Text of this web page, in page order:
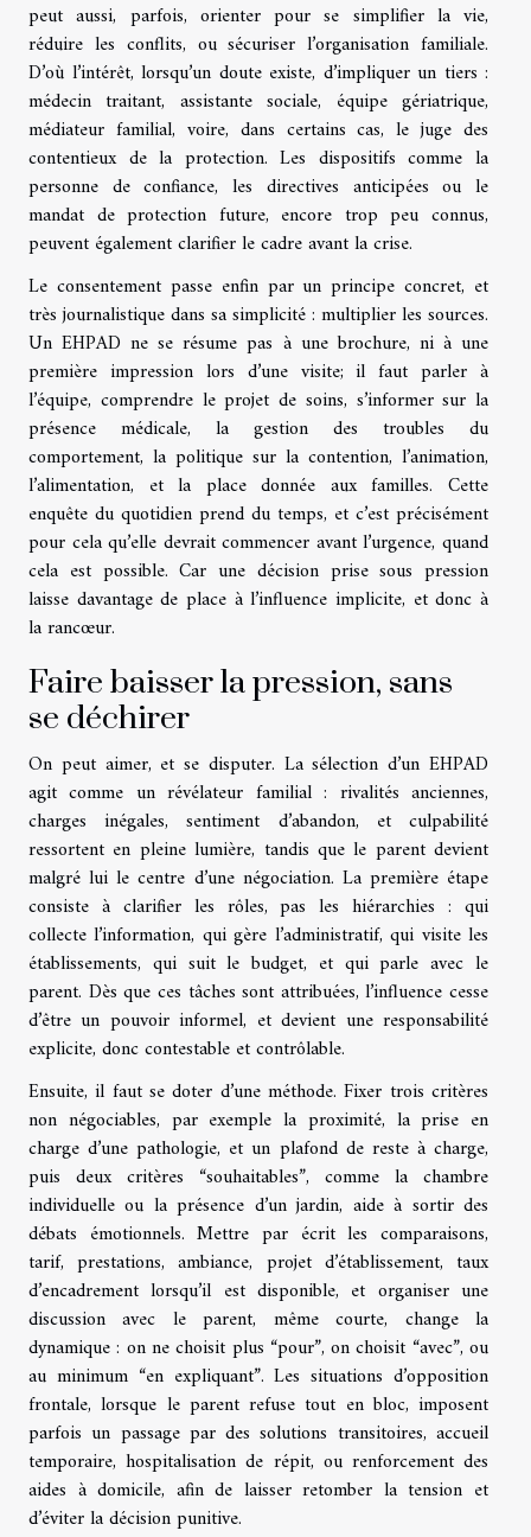
peut aussi, parfois, orienter pour se simplifier la vie,
réduire les conflits, ou sécuriser l’organisation familiale.
D’où l’intérêt, lorsqu’un doute existe, d’impliquer un tiers :
médecin traitant, assistante sociale, équipe gériatrique,
médiateur familial, voire, dans certains cas, le juge des
contentieux de la protection. Les dispositifs comme la
personne de confiance, les directives anticipées ou le
mandat de protection future, encore trop peu connus,
peuvent également clarifier le cadre avant la crise.
Le consentement passe enfin par un principe concret, et
très journalistique dans sa simplicité : multiplier les sources.
Un EHPAD ne se résume pas à une brochure, ni à une
première impression lors d’une visite; il faut parler à
l’équipe, comprendre le projet de soins, s’informer sur la
présence médicale, la gestion des troubles du
comportement, la politique sur la contention, l’animation,
l’alimentation, et la place donnée aux familles. Cette
enquête du quotidien prend du temps, et c’est précisément
pour cela qu’elle devrait commencer avant l’urgence, quand
cela est possible. Car une décision prise sous pression
laisse davantage de place à l’influence implicite, et donc à
la rancœur.
Faire baisser la pression, sans
se déchirer
On peut aimer, et se disputer. La sélection d’un EHPAD
agit comme un révélateur familial : rivalités anciennes,
charges inégales, sentiment d’abandon, et culpabilité
ressortent en pleine lumière, tandis que le parent devient
malgré lui le centre d’une négociation. La première étape
consiste à clarifier les rôles, pas les hiérarchies : qui
collecte l’information, qui gère l’administratif, qui visite les
établissements, qui suit le budget, et qui parle avec le
parent. Dès que ces tâches sont attribuées, l’influence cesse
d’être un pouvoir informel, et devient une responsabilité
explicite, donc contestable et contrôlable.
Ensuite, il faut se doter d’une méthode. Fixer trois critères
non négociables, par exemple la proximité, la prise en
charge d’une pathologie, et un plafond de reste à charge,
puis deux critères “souhaitables”, comme la chambre
individuelle ou la présence d’un jardin, aide à sortir des
débats émotionnels. Mettre par écrit les comparaisons,
tarif, prestations, ambiance, projet d’établissement, taux
d’encadrement lorsqu’il est disponible, et organiser une
discussion avec le parent, même courte, change la
dynamique : on ne choisit plus “pour”, on choisit “avec”, ou
au minimum “en expliquant”. Les situations d’opposition
frontale, lorsque le parent refuse tout en bloc, imposent
parfois un passage par des solutions transitoires, accueil
temporaire, hospitalisation de répit, ou renforcement des
aides à domicile, afin de laisser retomber la tension et
d’éviter la décision punitive.